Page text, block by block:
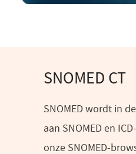
SNOMED CT
SNOMED wordt in
aan SNOMED en
onze SNOMED-